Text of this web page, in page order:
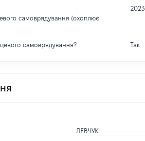
самоврядування (охоплює
2023
самоврядування? Так
ЛЕВЧУК